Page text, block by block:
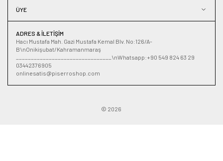
ÜYE
ADRES & İLETIŞIM
Hacı Mustafa Mah. Gazi Mustafa Kemal Blv. No:126/A-
B\nOnikişubat/Kahramanmaraş
________________________________\nWhatsapp:+90 549 824 63 29
03442376905
onlinesatis@piserroshop.com
© 2026